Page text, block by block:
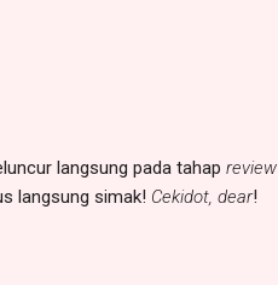
langsung pada tahap review
langsung simak! Cekidot, dear!